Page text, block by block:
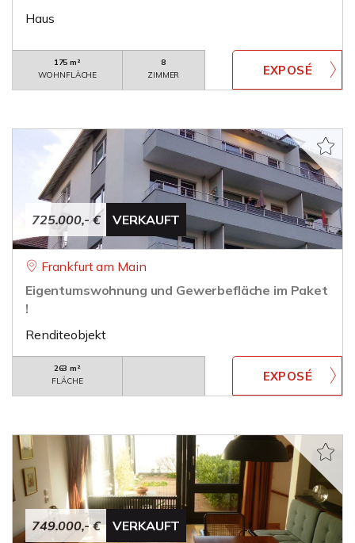
Haus
175 m²
WOHNFLÄCHE
8
ZIMMER
725.000,- € VERKAUFT
Frankfurt am Main
Eigentumswohnung und Gewerbefläche im Paket
!
Renditeobjekt
263 m²
FLÄCHE
749.000,- € VERKAUFT